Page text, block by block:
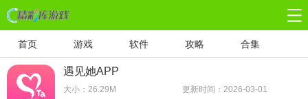
首页 游戏 软件 攻略 合集
遇见她APP
大小： 26.29M
更新时间：2026-03-01